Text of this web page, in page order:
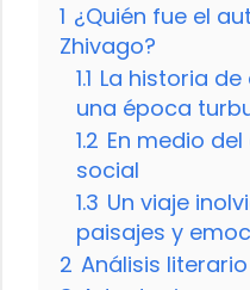
1 ¿Quién fue el
Zhivago?
1.1 La historia
una época
1.2 En medio
social
1.3 Un viaje
paisajes y
2 Análisis